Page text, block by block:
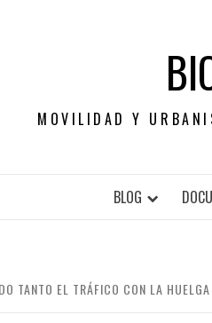
MOVILIDAD Y
BLOG
TANTO EL TRÁFICO CON LA